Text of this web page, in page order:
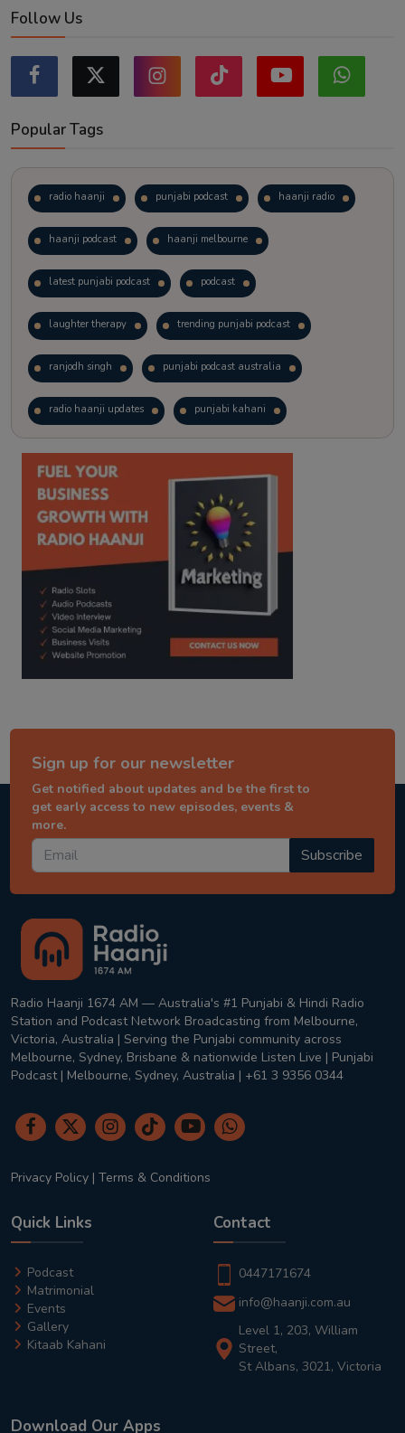
Follow Us
Popular Tags
radio haanji punjabi podcast haanji radio
haanji podcast haanji melbourne
latest punjabi podcast podcast
laughter therapy trending punjabi podcast
ranjodh singh punjabi podcast australia
radio haanji updates punjabi kahani
kitaab kahani punjabi story
Sign up for our newsletter
Get notified about updates and be the first to
get early access to new episodes, events &
more.
Subscribe
Radio Haanji 1674 AM — Australia's #1 Punjabi & Hindi Radio
Station and Podcast Network Broadcasting from Melbourne,
Victoria, Australia | Serving the Punjabi community across
Melbourne, Sydney, Brisbane & nationwide Listen Live | Punjabi
Podcast | Melbourne, Sydney, Australia | +61 3 9356 0344
Privacy Policy | Terms & Conditions
Quick Links
Podcast
Matrimonial
Events
Gallery
Kitaab Kahani
Contact
0447171674
info@haanji.com.au
Level 1, 203, William
Street,
St Albans, 3021, Victoria
Download Our Apps